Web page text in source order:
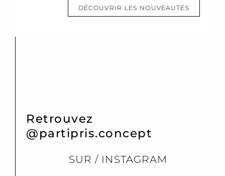
DÉCOUVRIR LES NOUVEAUTÉS
Retrouvez
@partipris.concept
SUR / INSTAGRAM